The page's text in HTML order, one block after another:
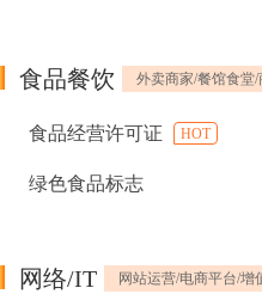
食品餐饮 外卖商家/餐馆食堂
食品经营许可证 HOT
绿色食品标志
网络/IT 网站运营/电商平台/增